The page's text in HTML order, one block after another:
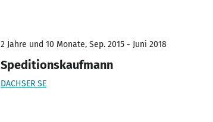
2 Jahre und 10 Monate, Sep. 2015 - Juni 2018
Speditionskaufmann
DACHSER SE